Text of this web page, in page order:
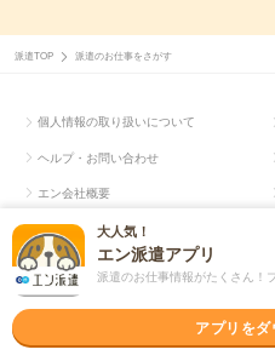
大人気！
エン派遣アプリ
派遣のお仕事情報がたくさん！
アプリを
派遣TOP 派遣のお仕事をさがす
個人情報の取り扱いについて
ヘルプ・お問い合わせ
エン会社概要